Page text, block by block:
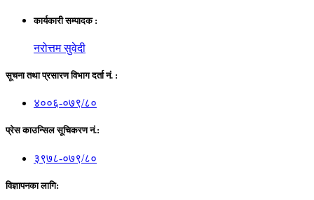
कार्यकारी सम्पादक :
नरोत्तम सुवेदी
सूचना तथा प्रसारण विभाग दर्ता नं. :
४००६-०७९/८०
प्रेस काउन्सिल सूचिकरण नं.:
३९७८-०७९/८०
विज्ञापनका लागि: